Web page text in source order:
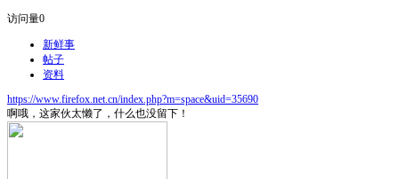
访问量0
新鲜事
帖子
资料
https://www.firefox.net.cn/index.php?m=space&uid=35690
啊哦，这家伙太懒了，什么也没留下！